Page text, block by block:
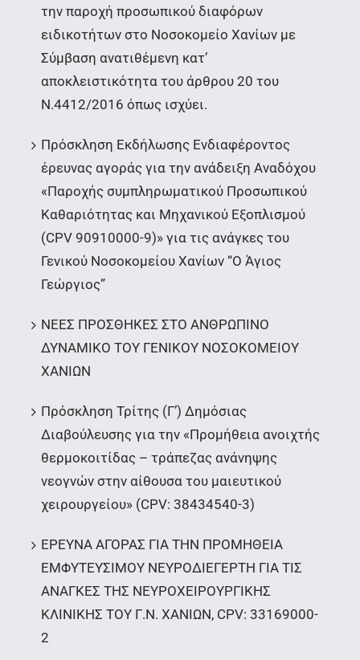
την παροχή προσωπικού διαφόρων
ειδικοτήτων στο Νοσοκομείο Χανίων με
Σύμβαση ανατιθέμενη κατ’
αποκλειστικότητα του άρθρου 20 του
Ν.4412/2016 όπως ισχύει.
Πρόσκληση Εκδήλωσης Ενδιαφέροντος
έρευνας αγοράς για την ανάδειξη Αναδόχου
«Παροχής συμπληρωματικού Προσωπικού
Καθαριότητας και Μηχανικού Εξοπλισμού
(CPV 90910000-9)» για τις ανάγκες του
Γενικού Νοσοκομείου Χανίων “Ο Άγιος
Γεώργιος”
ΝΕΕΣ ΠΡΟΣΘΗΚΕΣ ΣΤΟ ΑΝΘΡΩΠΙΝΟ
ΔΥΝΑΜΙΚΟ ΤΟΥ ΓΕΝΙΚΟΥ ΝΟΣΟΚΟΜΕΙΟΥ
ΧΑΝΙΩΝ
Πρόσκληση Τρίτης (Γ’) Δημόσιας
Διαβούλευσης για την «Προμήθεια ανοιχτής
θερμοκοιτίδας – τράπεζας ανάνηψης
νεογνών στην αίθουσα του μαιευτικού
χειρουργείου» (CPV: 38434540-3)
ΕΡΕΥΝΑ ΑΓΟΡΑΣ ΓΙΑ ΤΗΝ ΠΡΟΜΗΘΕΙΑ
ΕΜΦΥΤΕΥΣΙΜΟΥ ΝΕΥΡΟΔΙΕΓΕΡΤΗ ΓΙΑ ΤΙΣ
ΑΝΑΓΚΕΣ ΤΗΣ ΝΕΥΡΟΧΕΙΡΟΥΡΓΙΚΗΣ
ΚΛΙΝΙΚΗΣ ΤΟΥ Γ.Ν. ΧΑΝΙΩΝ, CPV: 33169000-
2